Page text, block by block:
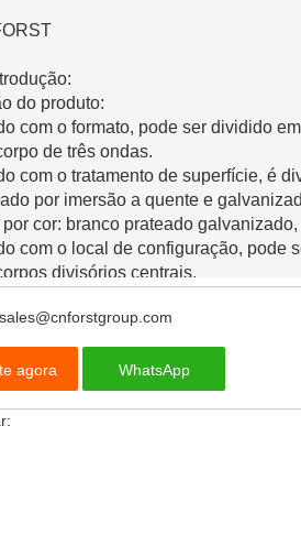
do produto:
com o formato, pode ser dividido
de três ondas.
com o tratamento de superfície, é
por imersão a quente e
cor: branco prateado
com o local de configuração, pode
divisórios centrais.
agora WhatsApp